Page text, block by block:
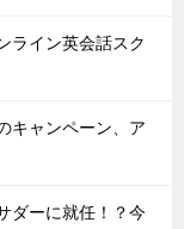
ライン英会話スク
キャンペーン、ア
ダーに就任！？今